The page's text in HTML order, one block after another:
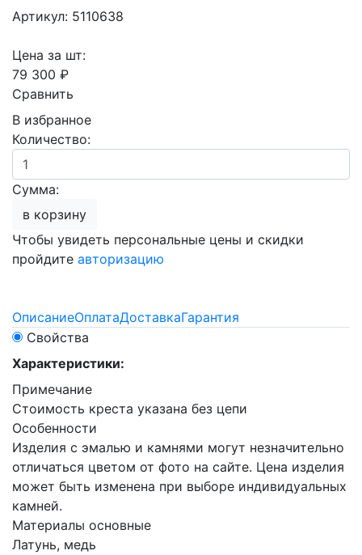
Артикул: 5110638
Цена за шт:
79 300 ₽
Сравнить
В избранное
Количество:
Сумма:
в корзину
Чтобы увидеть персональные цены и скидки
пройдите авторизацию
ОписаниеОплатаДоставкаГарантия
Свойства
Характеристики:
Примечание
Стоимость креста указана без цепи
Особенности
Изделия с эмалью и камнями могут незначительно
отличаться цветом от фото на сайте. Цена изделия
может быть изменена при выборе индивидуальных
камней.
Материалы основные
Латунь, медь